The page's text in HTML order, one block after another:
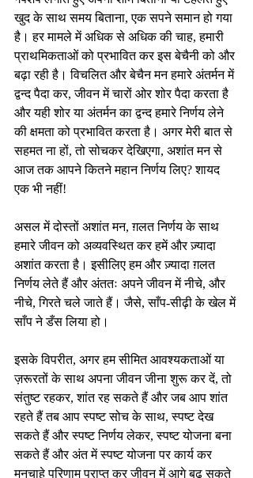
खुद के साथ समय बिताना, एक सपने समान हो गया
है। हर मामले में अधिक से अधिक की चाह, हमारी
प्राथमिकताओं को प्रभावित कर इस बेचैनी को और
बढ़ा रही है। विचलित और बेचैन मन हमारे अंतर्मन में
द्वन्द पैदा कर, जीवन में चारों ओर शोर पैदा करता है
और यही शोर या अंतर्मन का द्वन्द हमारे निर्णय लेने
की क्षमता को प्रभावित करता है। अगर मेरी बात से
सहमत ना हों, तो सोचकर देखिएगा, अशांत मन से
आज तक आपने कितने महान निर्णय लिए? शायद
एक भी नहीं!
असल में दोस्तों अशांत मन, ग़लत निर्णय के साथ
हमारे जीवन को अव्यवस्थित कर हमें और ज़्यादा
अशांत करता है। इसीलिए हम और ज़्यादा ग़लत
निर्णय लेते हैं और अंततः अपने जीवन में नीचे, और
नीचे, गिरते चले जाते हैं। जैसे, साँप-सीढ़ी के खेल में
साँप ने डँस लिया हो।
इसके विपरीत, अगर हम सीमित आवश्यकताओं या
ज़रूरतों के साथ अपना जीवन जीना शुरू कर दें, तो
संतुष्ट रहकर, शांत रह सकते हैं और जब आप शांत
रहते हैं तब आप स्पष्ट सोच के साथ, स्पष्ट देख
सकते हैं और स्पष्ट निर्णय लेकर, स्पष्ट योजना बना
सकते हैं और अंत में स्पष्ट योजना पर कार्य कर
मनचाहे परिणाम प्राप्त कर जीवन में आगे बढ़ सकते